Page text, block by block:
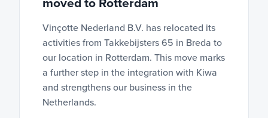
moved to Rotterdam
Vinçotte Nederland B.V. has relocated its
activities from Takkebijsters 65 in Breda to
our location in Rotterdam. This move marks
a further step in the integration with Kiwa
and strengthens our business in the
Netherlands.